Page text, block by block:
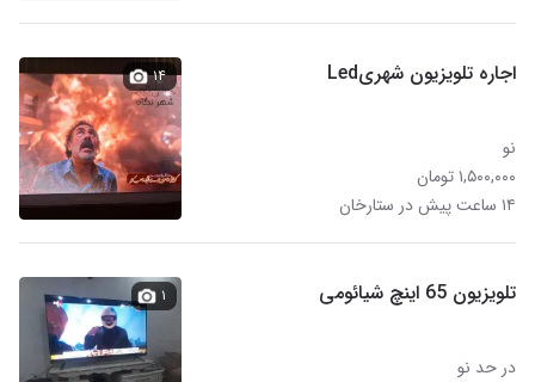
اجاره تلویزیون شهریLed
نو
۱,۵۰۰,۰۰۰ تومان
۱۴ ساعت پیش در ستارخان
۱۴
تلویزیون 65 اینچ شیائومی
در حد نو
۱